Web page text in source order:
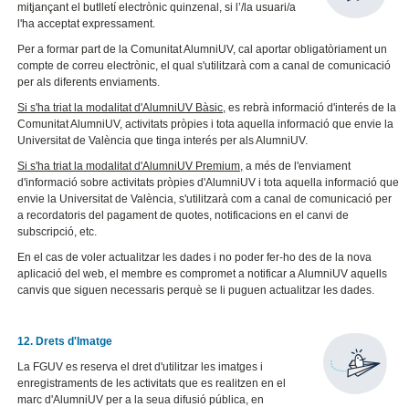
mitjançant el butlletí electrònic quinzenal, si l’/la usuari/a
l'ha acceptat expressament.
Per a formar part de la Comunitat AlumniUV, cal aportar obligatòriament un
compte de correu electrònic, el qual s'utilitzarà com a canal de comunicació
per als diferents enviaments.
Si s'ha triat la modalitat d'AlumniUV Bàsic, es rebrà informació d'interés de la
Comunitat AlumniUV, activitats pròpies i tota aquella informació que envie la
Universitat de València que tinga interés per als AlumniUV.
Si s'ha triat la modalitat d'AlumniUV Premium, a més de l'enviament
d'informació sobre activitats pròpies d'AlumniUV i tota aquella informació que
envie la Universitat de València, s'utilitzarà com a canal de comunicació per
a recordatoris del pagament de quotes, notificacions en el canvi de
subscripció, etc.
En el cas de voler actualitzar les dades i no poder fer-ho des de la nova
aplicació del web, el membre es compromet a notificar a AlumniUV aquells
canvis que siguen necessaris perquè se li puguen actualitzar les dades.
12. Drets d'Imatge
La FGUV es reserva el dret d'utilitzar les imatges i
enregistraments de les activitats que es realitzen en el
marc d'AlumniUV per a la seua difusió pública, en